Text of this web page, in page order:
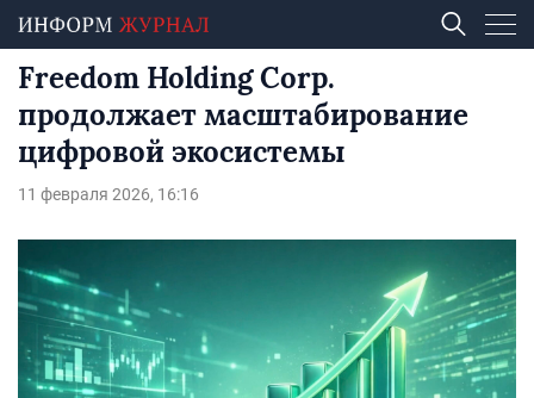
Freedom Holding Corp.
продолжает масштабирование
цифровой экосистемы
11 февраля 2026, 16:16